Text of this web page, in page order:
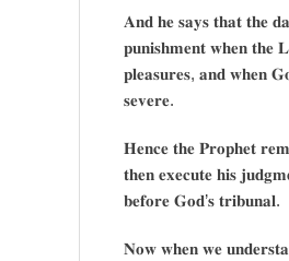
𝐀𝐧𝐝 𝐡𝐞 𝐬𝐚𝐲𝐬 𝐭𝐡𝐚𝐭 𝐭𝐡𝐞
𝐩𝐮𝐧𝐢𝐬𝐡𝐦𝐞𝐧𝐭 𝐰𝐡𝐞𝐧 𝐭𝐡𝐞
𝐩𝐥𝐞𝐚𝐬𝐮𝐫𝐞𝐬, 𝐚𝐧𝐝 𝐰𝐡𝐞𝐧
𝐬𝐞𝐯𝐞𝐫𝐞.
𝐇𝐞𝐧𝐜𝐞 𝐭𝐡𝐞 𝐏𝐫𝐨𝐩𝐡𝐞𝐭
𝐭𝐡𝐞𝐧 𝐞𝐱𝐞𝐜𝐮𝐭𝐞 𝐡𝐢𝐬
𝐛𝐞𝐟𝐨𝐫𝐞 𝐆𝐨𝐝’𝐬 𝐭𝐫𝐢𝐛𝐮𝐧𝐚𝐥.
𝐍𝐨𝐰 𝐰𝐡𝐞𝐧 𝐰𝐞